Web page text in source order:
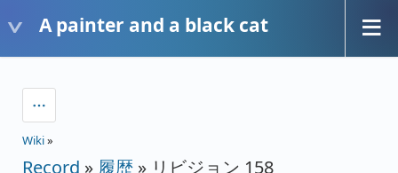
A painter and a black cat
Wiki»
Record » 履歴 » リビジョン 158